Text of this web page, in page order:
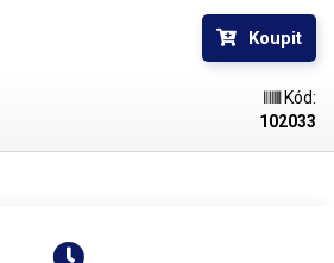
4 potenciometry, dvojice pro každou
hrubému, druhý pak k jemnému nastavení.
proti zkratu. Chlazení výkonového
body AP (WiFi access pointy), dále
Koupit
Kód:
102033